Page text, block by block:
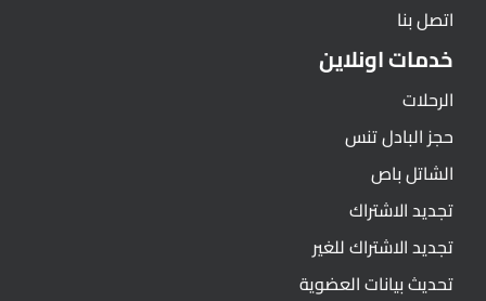
اتصل بنا
خدمات اونلاين
الرحلات
حجز البادل تنس
الشاتل باص
تجديد الاشتراك
تجديد الاشتراك للغير
تحديث بيانات العضوية